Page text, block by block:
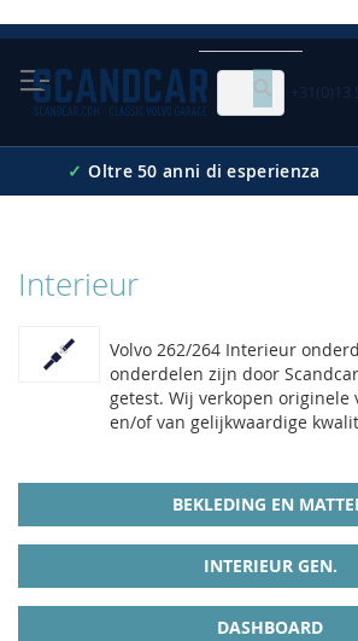
Skip
Content
Cerca
+31(0)13
✓ Oltre 50 anni di esperienza
Interieur
Volvo 262/264 Interieur
onderdelen zijn door
getest. Wij verkopen originele
en/of van gelijkwaardige
BEKLEDING EN
INTERIEUR GEN.
DASHBOARD